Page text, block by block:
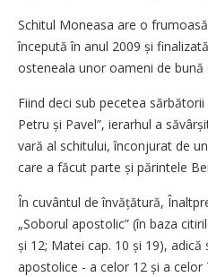
Schitul Moneasa are o
începută în anul 2009 și
osteneala unor oameni de bună
Fiind deci sub pecetea
Petru și Pavel”, ierarhul a
vară al schitului, înconjurat de
care a făcut parte și părintele
În cuvântul de învățătură,
„Soborul apostolic” (în baza
și 12; Matei cap. 10 și 19),
apostolice - a celor 12 și a